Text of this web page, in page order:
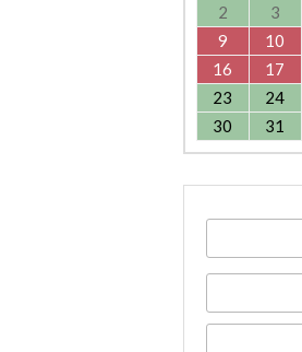
2
3
9
10
16
17
23
24
30
31